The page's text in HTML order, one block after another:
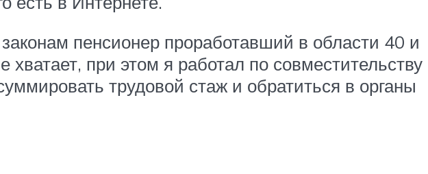
пенсионер проработавший в области 40 и
при этом я работал по совместительству
трудовой стаж и обратиться в органы